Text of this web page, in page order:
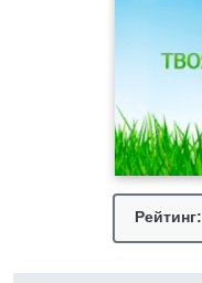
Рейтинг: